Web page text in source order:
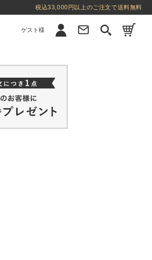
税込33,000円以上のご注文で送料無料
ゲスト様